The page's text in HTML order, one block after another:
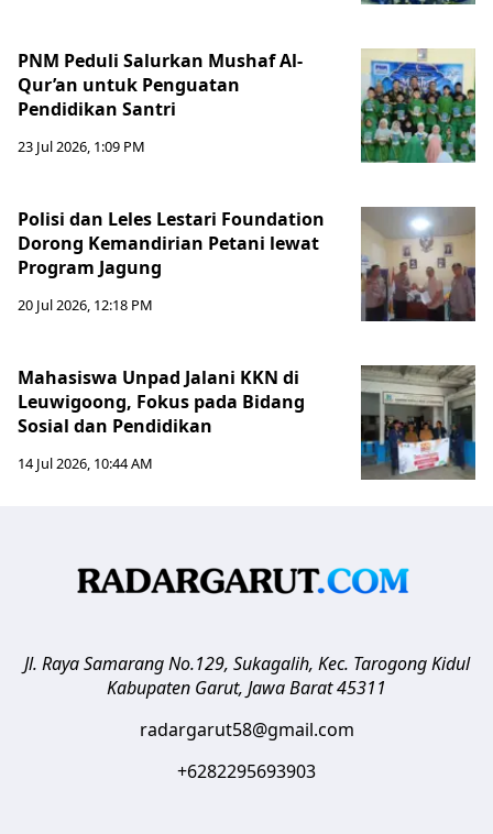
PNM Peduli Salurkan Mushaf Al-
Qur’an untuk Penguatan
Pendidikan Santri
23 Jul 2026, 1:09 PM
Polisi dan Leles Lestari Foundation
Dorong Kemandirian Petani lewat
Program Jagung
20 Jul 2026, 12:18 PM
Mahasiswa Unpad Jalani KKN di
Leuwigoong, Fokus pada Bidang
Sosial dan Pendidikan
14 Jul 2026, 10:44 AM
Jl. Raya Samarang No.129, Sukagalih, Kec. Tarogong Kidul
Kabupaten Garut, Jawa Barat45311
radargarut58@gmail.com
+6282295693903